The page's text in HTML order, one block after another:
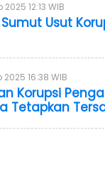
12:13 WIB
Usut
16:38 WIB
Korupsi
Tetapkan